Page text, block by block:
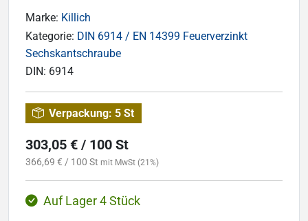
Marke: Killich
Kategorie: DIN 6914 / EN 14399 Feuerverzinkt
Sechskantschraube
DIN: 6914
Verpackung: 5 St
303,05 € / 100 St
366,69 € / 100 St mit MwSt (21%)
Auf Lager 4 Stück